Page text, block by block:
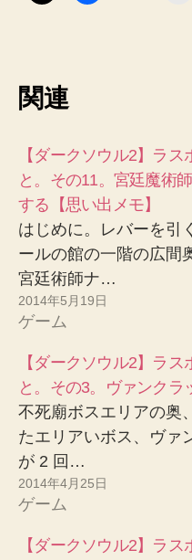
関連
【ダークソウル2】ラ
と。その11。宮廷魔術
する【思い出メモ】
はじめに。レバーを引
ールの館の一階の広間
宮廷術師ナ…
2014年5月19日
ゲーム
【ダークソウル2】ラ
と。その3。ヴァンクラ
不死廟ボスエリアの奥
たエリアいボス、ヴァ
が 2 回…
2014年4月25日
ゲーム
【ダークソウル2】ラ